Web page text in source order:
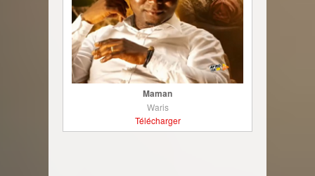
Maman
Waris
Télécharger